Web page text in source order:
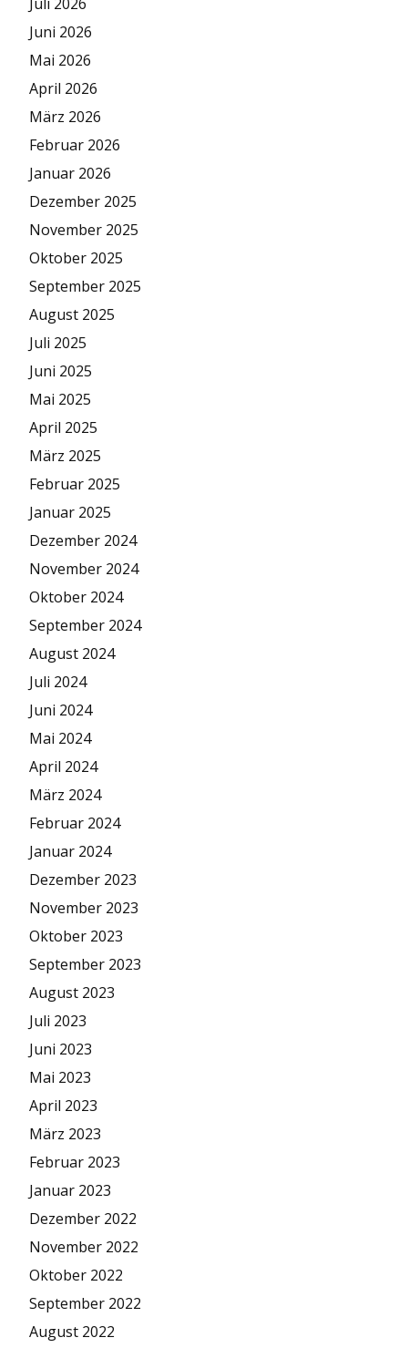
Juni 2026
Mai 2026
April 2026
März 2026
Februar 2026
Januar 2026
Dezember 2025
November 2025
Oktober 2025
September 2025
August 2025
Juli 2025
Juni 2025
Mai 2025
April 2025
März 2025
Februar 2025
Januar 2025
Dezember 2024
November 2024
Oktober 2024
September 2024
August 2024
Juli 2024
Juni 2024
Mai 2024
April 2024
März 2024
Februar 2024
Januar 2024
Dezember 2023
November 2023
Oktober 2023
September 2023
August 2023
Juli 2023
Juni 2023
Mai 2023
April 2023
März 2023
Februar 2023
Januar 2023
Dezember 2022
November 2022
Oktober 2022
September 2022
August 2022